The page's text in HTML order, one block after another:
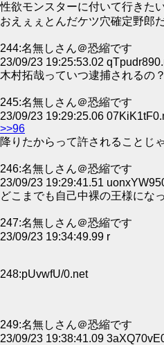
性欲モンスターに付いて行きた
おえぇぇとんだケツ穴確定野郎
244:名無しさん＠恐縮です
23/09/23 19:25:53.02
木村拓哉っていつ逮捕されるの？
245:名無しさん＠恐縮です
23/09/23 19:29:25.06
>>96
降りたからって許されることじ
246:名無しさん＠恐縮です
23/09/23 19:29:41.51
どこまでも自己中裸の王様にな
247:名無しさん＠恐縮です
23/09/23 19:34:49.99 r
248:pUvwfU/0.net
249:名無しさん＠恐縮です
23/09/23 19:38:41.09